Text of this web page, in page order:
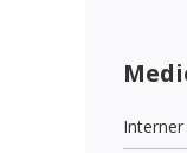
Interner